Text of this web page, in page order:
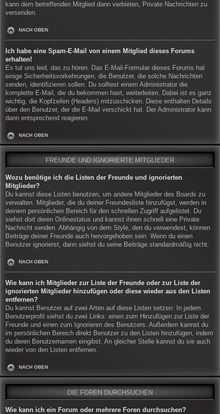
kann dem betreffenden Mitglied dann verbieten, Private Nachrichten zu
versenden.
NACH OBEN
Ich habe eine Spam-E-Mail von einem Mitglied dieses Forums
erhalten!
Es tut uns leid, das zu hören. Das E-Mail-Formular dieses Forums hat
einige Sicherheitsvorkehrungen, die Benutzer, die solche Nachrichten
senden, identifizieren sollen. Du solltest einem Administrator die
komplette E-Mail, die du bekommen hast, weiterleiten. Dabei ist es ganz
wichtig, die Kopfzeilen (Headers) mitzuschicken. Diese enthalten Details
über den Benutzer, der die E-Mail verschickt hat. Der Administrator kann
dann entsprechend reagieren.
NACH OBEN
FREUNDE UND IGNORIERTE MITGLIEDER
Wozu benötige ich die Listen der Freunde und ignorierten
Mitglieder?
Du kannst diese Listen benutzen, um andere Mitglieder des Boards zu
verwalten. Mitglieder, die du deiner Freundesliste hinzufügst, werden in
deinem persönlichen Bereich für den schnellen Zugriff aufgelistet. Du
siehst dort deren Onlinestatus und kannst ihnen schnell eine Private
Nachricht senden. Abhängig von dem Style, den du verwendest, können
Beiträge deiner Freunde auch hervorgehoben sein. Wenn du einen
Benutzer ignorierst, dann siehst du seine Beiträge standardmäßig nicht.
NACH OBEN
Wie kann ich Mitglieder zur Liste der Freunde oder zur Liste der
ignorierten Mitglieder hinzufügen oder diese wieder aus den Listen
entfernen?
Du kannst Benutzer auf zwei Arten auf diese Listen setzen: In jedem
Benutzerprofil siehst du zwei Links: einen zum Hinzufügen zur Liste der
Freunde und einen zum Ignorieren des Benutzers. Außerdem kannst du
im persönlichen Bereich direkt Benutzer zu den Listen hinzufügen, indem
du deren Benutzernamen eingibst. An gleicher Stelle kannst du sie auch
wieder von den Listen entfernen.
NACH OBEN
DIE FOREN DURCHSUCHEN
Wie kann ich ein Forum oder mehrere Foren durchsuchen?